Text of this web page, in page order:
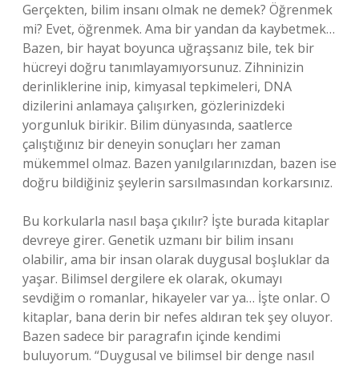
Gerçekten, bilim insanı olmak ne demek? Öğrenmek
mi? Evet, öğrenmek. Ama bir yandan da kaybetmek…
Bazen, bir hayat boyunca uğraşsanız bile, tek bir
hücreyi doğru tanımlayamıyorsunuz. Zihninizin
derinliklerine inip, kimyasal tepkimeleri, DNA
dizilerini anlamaya çalışırken, gözlerinizdeki
yorgunluk birikir. Bilim dünyasında, saatlerce
çalıştığınız bir deneyin sonuçları her zaman
mükemmel olmaz. Bazen yanılgılarınızdan, bazen ise
doğru bildiğiniz şeylerin sarsılmasından korkarsınız.
Bu korkularla nasıl başa çıkılır? İşte burada kitaplar
devreye girer. Genetik uzmanı bir bilim insanı
olabilir, ama bir insan olarak duygusal boşluklar da
yaşar. Bilimsel dergilere ek olarak, okumayı
sevdiğim o romanlar, hikayeler var ya… İşte onlar. O
kitaplar, bana derin bir nefes aldıran tek şey oluyor.
Bazen sadece bir paragrafın içinde kendimi
buluyorum. “Duygusal ve bilimsel bir denge nasıl